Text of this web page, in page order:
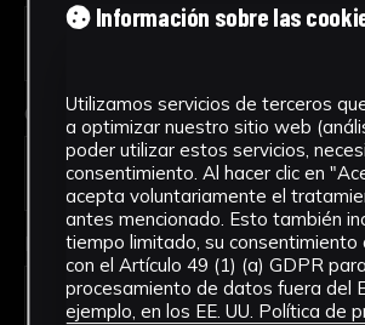
Código Postal *
País *
Información sobre las
Utilizamos servicios de terceros
a optimizar nuestro sitio web
poder utilizar estos servicios,
consentimiento. Al hacer clic en
acepta voluntariamente el
antes mencionado. Esto también
tiempo limitado, su consentimiento
con el Artículo 49 (1) (a) GDPR
procesamiento de datos fuera del
ejemplo, en los EE. UU. Política de